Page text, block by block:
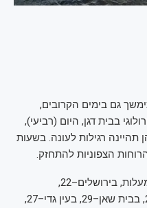
גם בימים הקרובים,
בבית דגן, היום (רביעי),
תהיינה רגילות לעונה. בשעות
הצפוניות להתחזק.
מידות החום בתל אביב יגיעו ל-23 מעלות, בירושלים–22,
בחיפה–21, בטבריה–23, בצפת–21, בבית שאן–29, בעין גדי–27,